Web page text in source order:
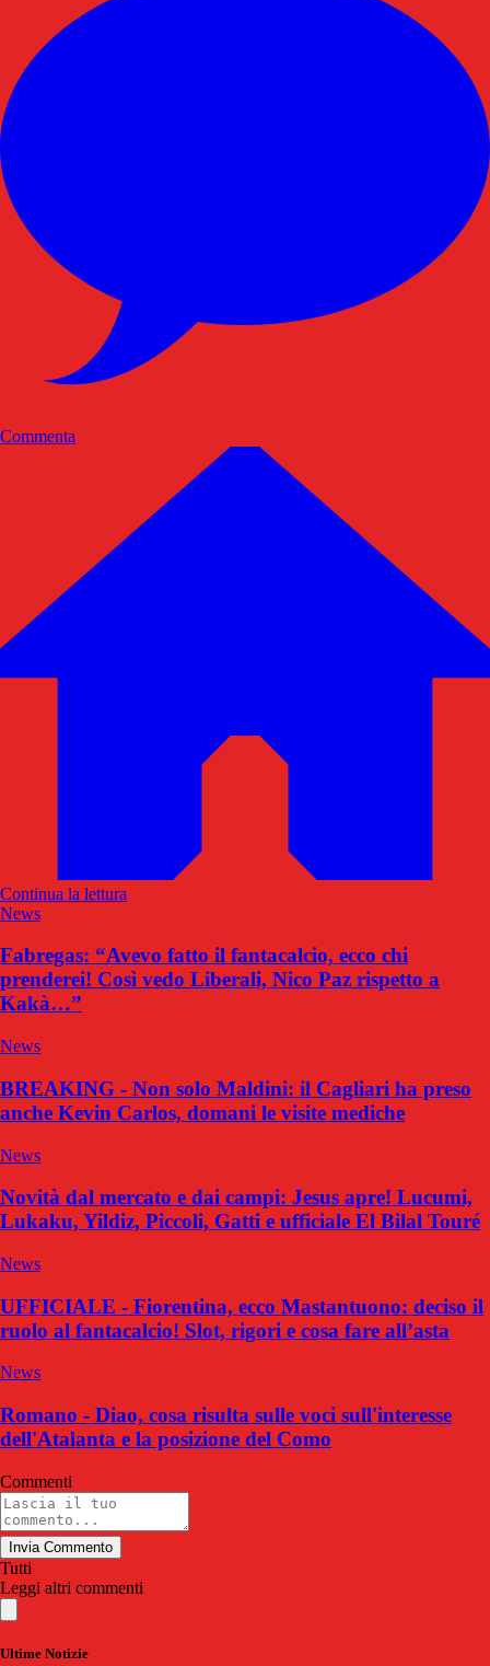
Commenta
Continua la lettura
News
Fabregas: “Avevo fatto il fantacalcio, ecco chi
prenderei! Così vedo Liberali, Nico Paz rispetto a
Kakà…”
News
BREAKING - Non solo Maldini: il Cagliari ha preso
anche Kevin Carlos, domani le visite mediche
News
Novità dal mercato e dai campi: Jesus apre! Lucumi,
Lukaku, Yildiz, Piccoli, Gatti e ufficiale El Bilal Touré
News
UFFICIALE - Fiorentina, ecco Mastantuono: deciso il
ruolo al fantacalcio! Slot, rigori e cosa fare all’asta
News
Romano - Diao, cosa risulta sulle voci sull'interesse
dell'Atalanta e la posizione del Como
Commenti
Invia Commento
Tutti
Leggi altri commenti
Ultime Notizie